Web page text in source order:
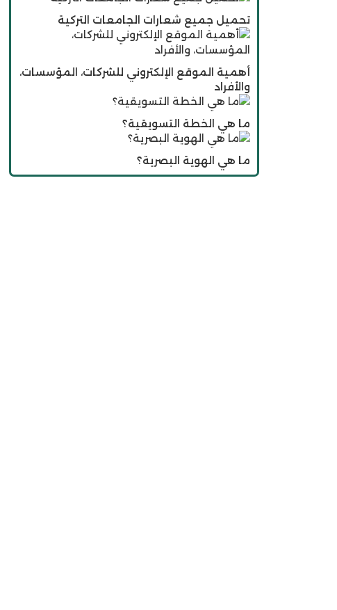
تحميل جميع شعارات الجامعات التركية
أهمية الموقع الإلكتروني للشركات، المؤسسات،
والأفراد
ما هي الخطة التسويقية؟
ما هي الهوية البصرية؟